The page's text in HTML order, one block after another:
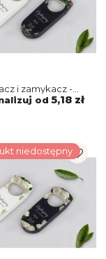
i zamykacz -
6
od 5,18 zł
niedostępny